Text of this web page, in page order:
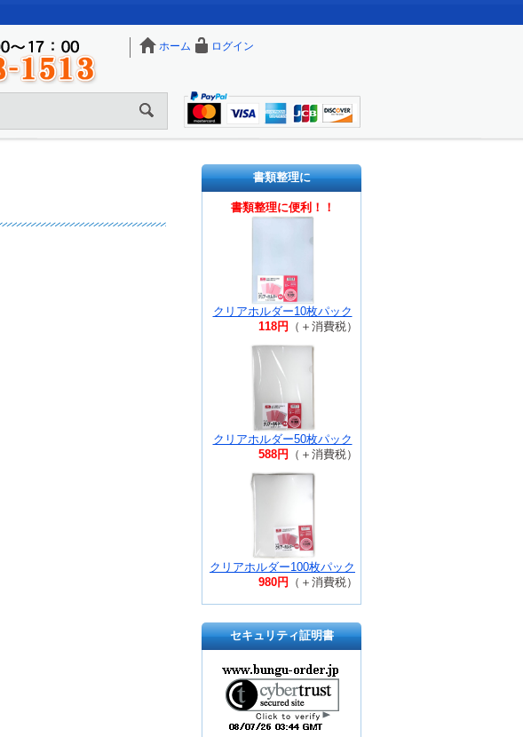
ホーム ログイン
書類整理に
書類整理に便利！！
クリアホルダー10枚パック
118円
（＋消費税）
クリアホルダー50枚パック
588円
（＋消費税）
クリアホルダー100枚パック
980円
（＋消費税）
セキュリティ証明書